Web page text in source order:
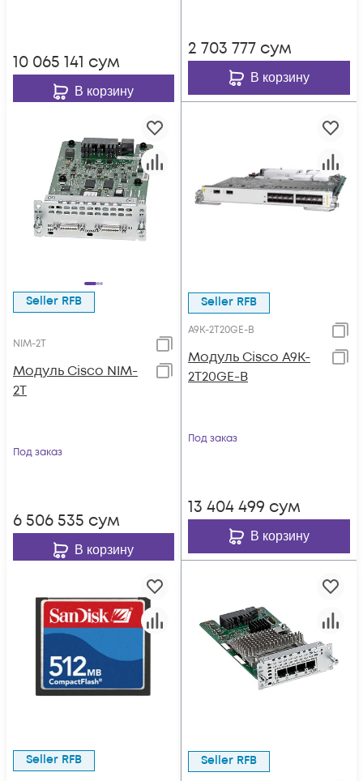
10 065 141 сум
В корзину
2 703 777 сум
В корзину
Seller RFB
NIM-2T
Модуль Cisco NIM-
2T
Под заказ
6 506 535 сум
В корзину
Seller RFB
A9K-2T20GE-B
Модуль Cisco A9K-
2T20GE-B
Под заказ
13 404 499 сум
В корзину
Seller RFB Seller RFB